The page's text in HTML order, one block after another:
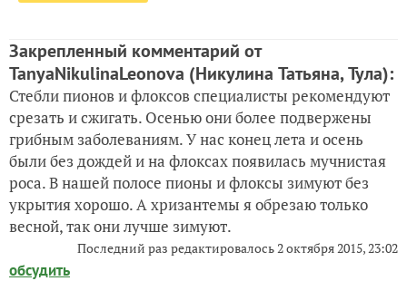
Закрепленный комментарий от
TanyaNikulinaLeonova (Никулина Татьяна, Тула):
Стебли пионов и флоксов специалисты рекомендуют
срезать и сжигать. Осенью они более подвержены
грибным заболеваниям. У нас конец лета и осень
были без дождей и на флоксах появилась мучнистая
роса. В нашей полосе пионы и флоксы зимуют без
укрытия хорошо. А хризантемы я обрезаю только
весной, так они лучше зимуют.
Последний раз редактировалось2 октября 2015, 23:02
обсудить